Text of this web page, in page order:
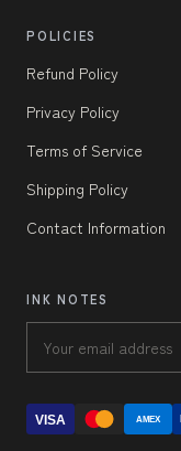
POLICIES
Refund Policy
Privacy Policy
Terms of Service
Shipping Policy
Contact Information
INK NOTES
VISA AMEX